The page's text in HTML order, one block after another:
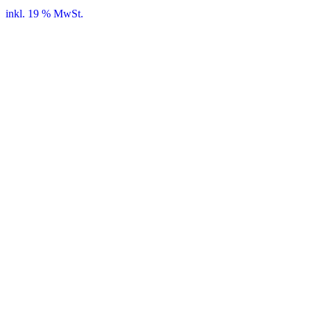
inkl. 19 % MwSt.